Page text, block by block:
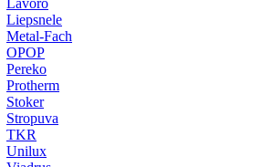
Lavoro
Liepsnele
Metal-Fach
OPOP
Pereko
Protherm
Stoker
Stropuva
TKR
Unilux